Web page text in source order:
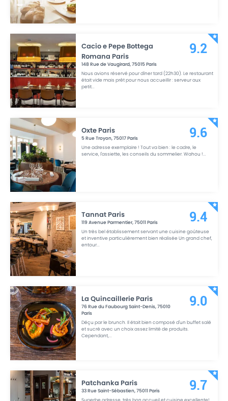
Cacio e Pepe Bottega
Romana Paris
148 Rue de Vaugirard,75015Paris
Nous avions réservé pour dîner tard (22h30). Le restaurant
était vide mais prêt pour nous accueillir : serveur aux
petit...
9.2
Oxte Paris
5 Rue Troyon,75017Paris
Une adresse exemplaire ! Tout va bien : le cadre, le
service, l'assiette, les conseils du sommelier. Wahou !...
9.6
Tannat Paris
119 Avenue Parmentier,75011Paris
Un très bel établissement servant une cuisine goûteuse
et inventive particulièrement bien réalisée Un grand chef,
entour...
9.4
La Quincaillerie Paris
76 Rue du Faubourg Saint-Denis,75010
Paris
Déçu par le brunch. Il était bien composé d'un buffet salé
et sucré avec un choix assez limité de produits.
Cependant,...
9.0
Patchanka Paris
33 Rue Saint-Sébastien,75011Paris
Superbe adresse, très bon accueil et cuisine excellente!
9.7